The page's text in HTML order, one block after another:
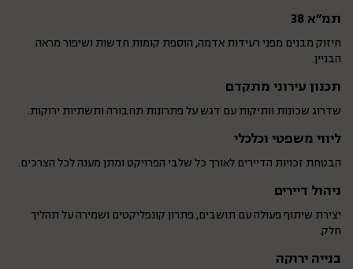
תמ"א 38
חיזוק מבנים מפני רעידות אדמה, הוספת קומות חדשות ושיפור מראה
הבניין.
תכנון עירוני מתקדם
שדרוג שכונות וותיקות עם דגש על פתרונות תחבורה ותשתיות ירוקות.
ליווי משפטי וכלכלי
הבטחת זכויות הדיירים לאורך כל שלבי הפרויקט ומתן מענה לכל הצרכים.
ניהול דיירים
יצירת שיתוף פעולה עם תושבים, פתרון קונפליקטים ושמירה על תהליך
חלק.
בנייה ירוקה